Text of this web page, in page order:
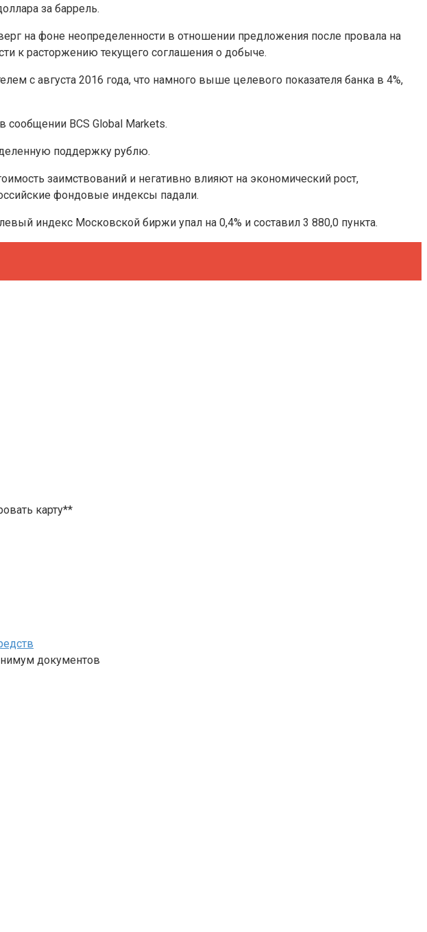
за баррель.
на фоне неопределенности в отношении предложения после провала на
к расторжению текущего соглашения о добыче.
с августа 2016 года, что намного выше целевого показателя банка в 4%,
сообщении BCS Global Markets.
поддержку рублю.
заимствований и негативно влияют на экономический рост,
фондовые индексы падали.
индекс Московской биржи упал на 0,4% и составил 3 880,0 пункта.
карту**
документов